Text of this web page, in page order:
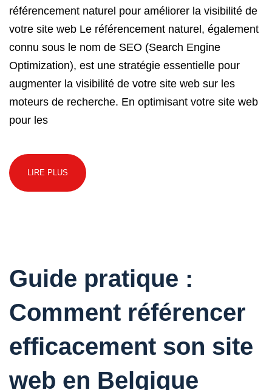
référencement naturel pour améliorer la visibilité de
votre site web Le référencement naturel, également
connu sous le nom de SEO (Search Engine
Optimization), est une stratégie essentielle pour
augmenter la visibilité de votre site web sur les
moteurs de recherche. En optimisant votre site web
pour les
LIRE PLUS
Guide pratique :
Comment référencer
efficacement son site
web en Belgique